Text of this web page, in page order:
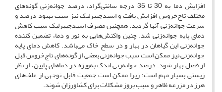
افزایش دما به 30 تا 35 درجه سانتی‌گراد، درصد جوانه‌زنی گونه‌های
مختلف تاج‌خروس افزایش یافت و اسیدجیبرلیک نیز سبب بهبود درصد و
سرعت جوانه‌زنی آنها گردید. همچنین مصرف اسیدجیبرلیک سبب کاهش
دمای پایه جوانه‌زنی شد. چنین واکنش‌هایی به نور و دما، تضمین کننده
جوانه‌زنی این گیاهان در بهار و در سطح خاک می‌باشد. کاهش دمای پایه
جوانه‌زنی نیز ممکن است سبب جوانه‌زنی بعضی از گونه‌های تاج‌خروس قبل
از فصل بهار شود. درصد جوانه‌زنی اندک به‌ویژه در دماهای پایین، از نظر
زیستی بسیار مهم است؛ زیرا ممکن است جمعیت قابل توجهی از علف‌های
هرز در مزرعه ظاهر و سبب بروز مشکلات برای کشاورزان شوند.